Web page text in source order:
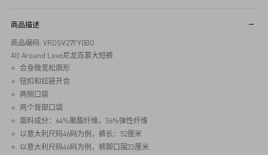
商品描述
商品编码: VRDSV27FY0BO
All Around Love尼龙百慕大短裤
合身微宽松廓形
钮扣和拉链开合
两侧口袋
两个背部口袋
面料成分：64%聚酯纤维，36%弹性纤维
以意大利尺码46码为例，裤长：52厘米
以意大利尺码46码为例，裤脚口围33厘米